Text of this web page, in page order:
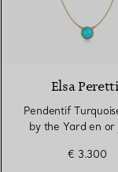
Elsa
Pendentif
by the Yard en or
€ 3.300